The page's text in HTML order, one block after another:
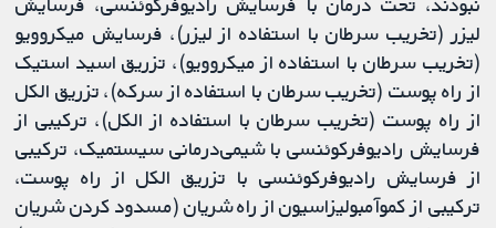
لیزر (تخریب سرطان با استفاده از لیزر)، فرسایش میکروویو
(تخریب سرطان با استفاده از میکروویو)، تزریق اسید استیک
از راه پوست (تخریب سرطان با استفاده از سرکه)، تزریق الکل
از راه پوست (تخریب سرطان با استفاده از الکل)، ترکیبی از
فرسایش رادیوفرکوئنسی با شیمی‌درمانی سیستمیک، ترکیبی
از فرسایش رادیوفرکوئنسی با تزریق الکل از راه پوست،
ترکیبی از کموآمبولیزاسیون از راه شریان (مسدود کردن شریان